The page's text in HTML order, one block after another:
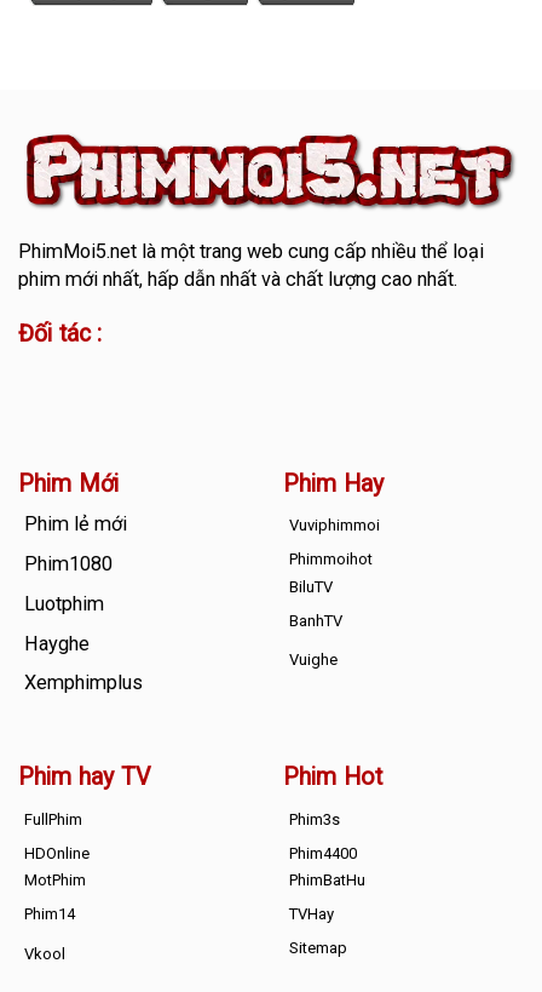
PhimMoi5.netlà một trang web cung cấp nhiều thể loại
phim mới nhất, hấp dẫn nhất và chất lượng cao nhất.
Đối tác :
Phim Mới
Phim lẻ mới
Phim1080
Luotphim
Hayghe
Xemphimplus
Phim Hay
Vuviphimmoi
Phimmoihot
BiluTV
BanhTV
Vuighe
Phim hay TV
FullPhim
HDOnline
MotPhim
Phim14
Vkool
Phim Hot
Phim3s
Phim4400
PhimBatHu
TVHay
Sitemap